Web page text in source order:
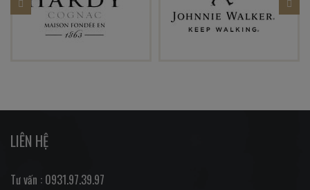
LIÊN HỆ
Tư vấn : 0931.97.39.97